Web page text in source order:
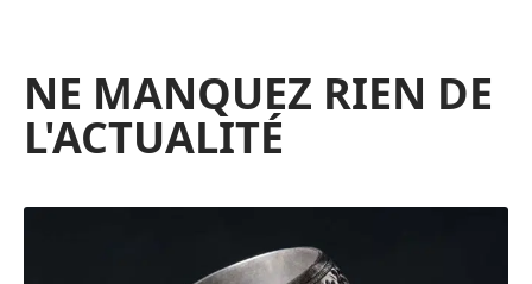
NE MANQUEZ RIEN DE
L'ACTUALITÉ